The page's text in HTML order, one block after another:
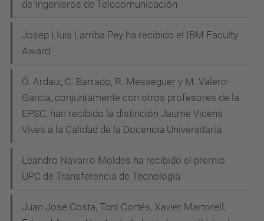
de Ingenieros de Telecomunicación
Josep Lluís Larriba Pey ha recibido el IBM Faculty
Award
Ó. Ardaiz, C. Barrado, R. Messeguer y M. Valero-
García, conjuntamente con otros profesores de la
EPSC, han recibido la distinción Jaume Vicens
Vives a la Calidad de la Docencia Universitaria
Leandro Navarro Moldes ha recibido el premio
UPC de Transferencia de Tecnología
Juan José Costa, Toni Cortés, Xavier Martorell,